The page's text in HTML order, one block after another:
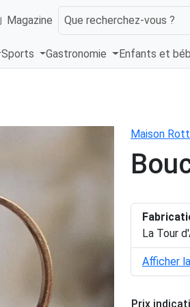
Magazine Que recherchez-vous ?
Sports Gastronomie Enfants et
Maison
La Tour
Afficher
Prix